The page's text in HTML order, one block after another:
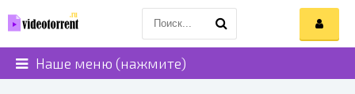
Наше меню (нажмите)